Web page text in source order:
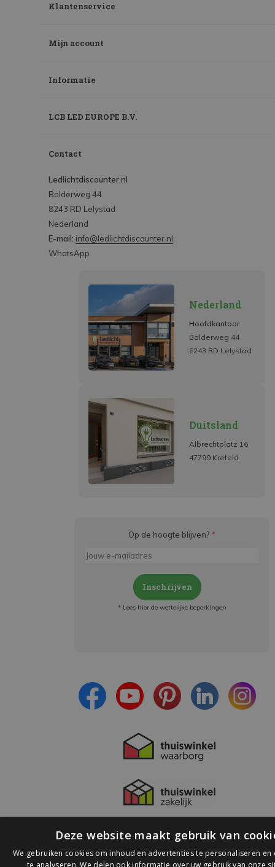
Klantenservice
Mijn account
Informatie
LCB LED EUROPE B.V.
Contact
Ledlichtdiscounter.nl
Bolderweg 44
8243 RD Lelystad
Nederland
E-mail: info@ledlichtdiscounter.nl
WhatsApp
Nederland
Hoofdkantoor
Bolderweg 44
8243 RD Lelystad
Duitsland
Albrechtplatz 16
47799 Krefeld
Op de hoogte blijven? *
Inschrijven
* Lees hier de wettelijke beperkingen
Deze website maakt gebruik van
We gebruiken cookies om inhoud en advertenties te personaliseren en
te analyseren. We delen ook informatie over uw gebruik van onze